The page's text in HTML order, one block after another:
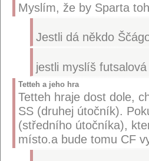
Myslím, že by Sparta
Jestli dá někdo
jestli myslíš
Tetteh a jeho hra
Tetteh hraje dost dole,
SS (druhej útočník).
(středního útočníka),
místo.a bude tomu CF